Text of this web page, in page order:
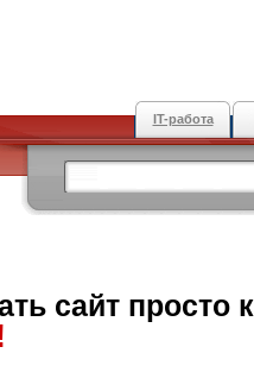
IT-работа
сайт просто